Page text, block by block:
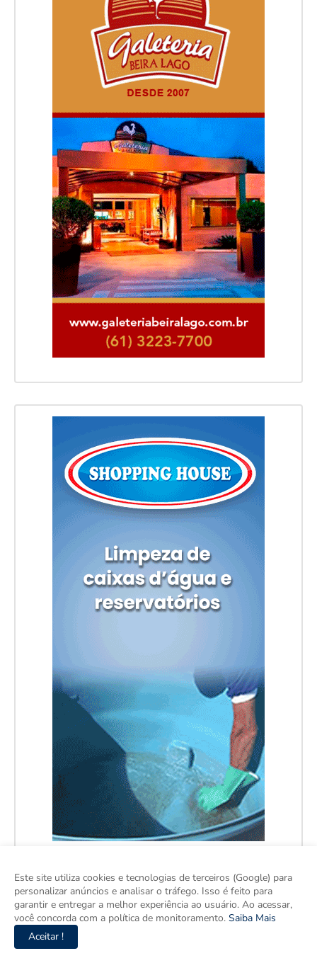
Este site utiliza cookies e tecnologias de terceiros (Google) para
personalizar anúncios e analisar o tráfego. Isso é feito para
garantir e entregar a melhor experiência ao usuário. Ao acessar,
você concorda com a política de monitoramento. Saiba Mais
Aceitar !